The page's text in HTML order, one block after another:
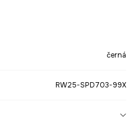
černá
RW25-SPD703-99X